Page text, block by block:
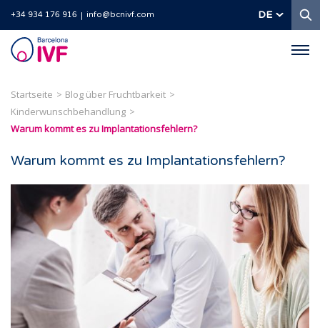
+34 934 176 916 info@bcnivf.com DE
Barcelona
IVF
Startseite
Blog über Fruchtbarkeit
Kinderwunschbehandlung
Warum kommt es zu Implantationsfehlern?
Warum kommt es zu Implantationsfehlern?